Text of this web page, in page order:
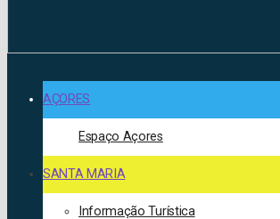
AÇORES
Espaço Açores
SANTA MARIA
Informação Turística